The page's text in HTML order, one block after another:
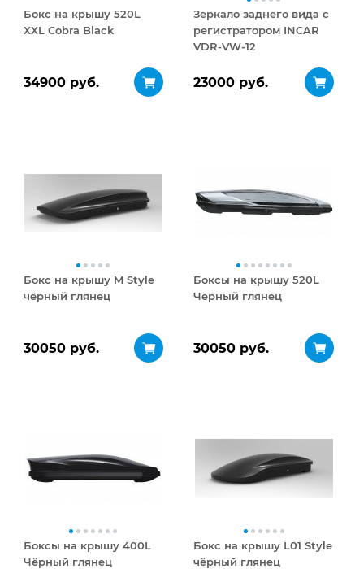
Бокс на крышу 520L
XXL Cobra Black
34900 руб.
Зеркало заднего вида с
регистратором INCAR
VDR-VW-12
23000 руб.
Бокс на крышу M Style
чёрный глянец
30050 руб.
Боксы на крышу 520L
Чёрный глянец
30050 руб.
Боксы на крышу 400L
Чёрный глянец
Бокс на крышу L01 Style
чёрный глянец